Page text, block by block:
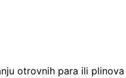
otrovnih para ili